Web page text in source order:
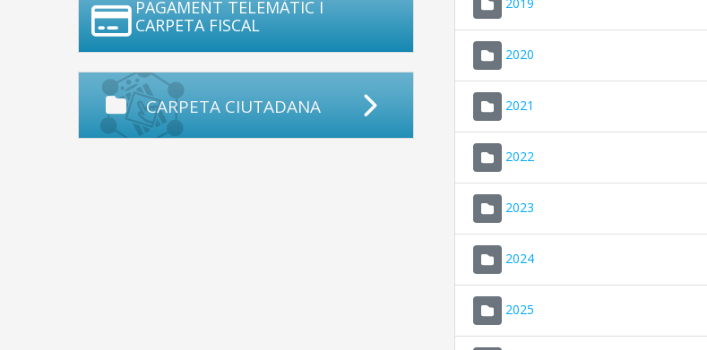
PAGAMENT TELEMÀTIC I
CARPETA FISCAL
CARPETA CIUTADANA
2020
2021
2022
2023
2024
2025